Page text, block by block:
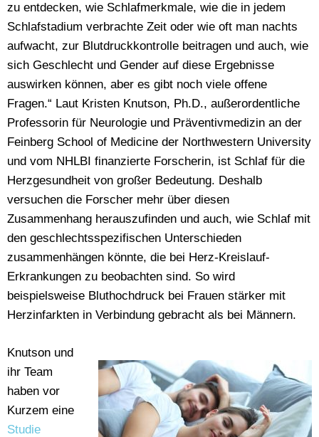
zu entdecken, wie Schlafmerkmale, wie die in jedem
Schlafstadium verbrachte Zeit oder wie oft man nachts
aufwacht, zur Blutdruckkontrolle beitragen und auch, wie
sich Geschlecht und Gender auf diese Ergebnisse
auswirken können, aber es gibt noch viele offene
Fragen.“ Laut Kristen Knutson, Ph.D., außerordentliche
Professorin für Neurologie und Präventivmedizin an der
Feinberg School of Medicine der Northwestern University
und vom NHLBI finanzierte Forscherin, ist Schlaf für die
Herzgesundheit von großer Bedeutung. Deshalb
versuchen die Forscher mehr über diesen
Zusammenhang herauszufinden und auch, wie Schlaf mit
den geschlechtsspezifischen Unterschieden
zusammenhängen könnte, die bei Herz-Kreislauf-
Erkrankungen zu beobachten sind. So wird
beispielsweise Bluthochdruck bei Frauen stärker mit
Herzinfarkten in Verbindung gebracht als bei Männern.
Knutson und
ihr Team
haben vor
Kurzem eine
Studie